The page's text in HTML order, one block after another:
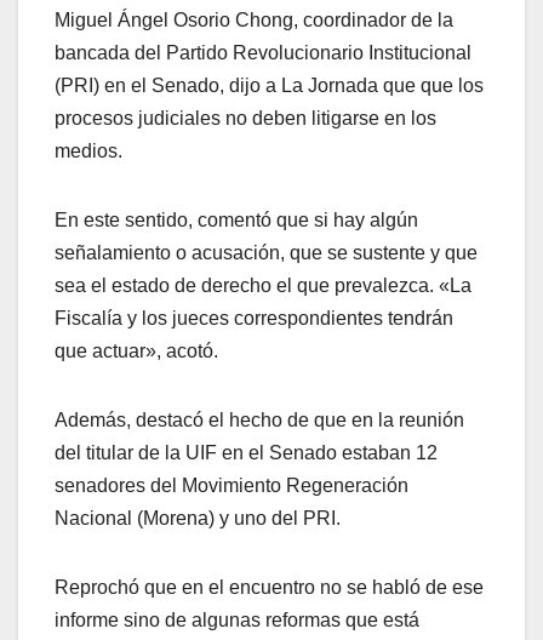
Miguel Ángel Osorio Chong, coordinador de la
bancada del Partido Revolucionario Institucional
(PRI) en el Senado, dijo a La Jornada que que los
procesos judiciales no deben litigarse en los
medios.
En este sentido, comentó que si hay algún
señalamiento o acusación, que se sustente y que
sea el estado de derecho el que prevalezca. «La
Fiscalía y los jueces correspondientes tendrán
que actuar», acotó.
Además, destacó el hecho de que en la reunión
del titular de la UIF en el Senado estaban 12
senadores del Movimiento Regeneración
Nacional (Morena) y uno del PRI.
Reprochó que en el encuentro no se habló de ese
informe sino de algunas reformas que está